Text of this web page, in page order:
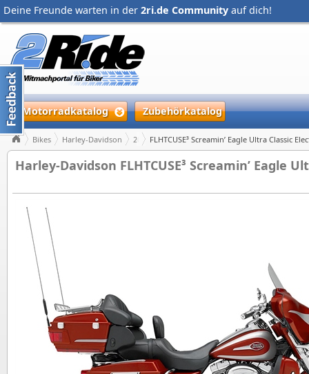
Deine Freunde warten in der 2ri.de Community auf dich!
Motorradkatalog Zubehörkatalog
Bikes Harley-Davidson 2008 FLHTCUSE³ Screamin’ Eagle Ultra Classic
Harley-Davidson FLHTCUSE³ Screamin’ Eagle